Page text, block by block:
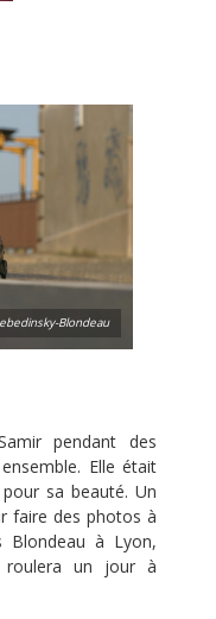
Blondeau
pendant des
Elle était
sa beauté. Un
faire des photos à
Blondeau à Lyon,
roulera un jour à